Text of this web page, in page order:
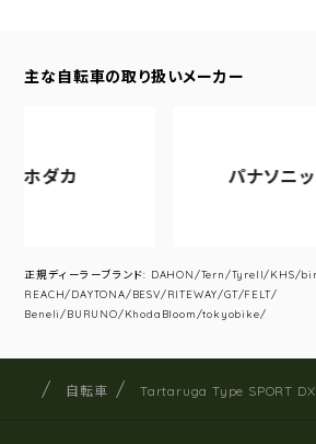
主な自転車の取り扱いメーカー
パナソニック
正規ディーラーブランド: DAHON/Tern/Tyrell/KHS/
REACH/DAYTONA/BESV/RITEWAY/GT/FELT/
Beneli/BURUNO/KhodaBloom/tokyobike/
サイト内の現在地
サイクルショップナカゴヤ
自転車 Tartaruga Type SPORT DX